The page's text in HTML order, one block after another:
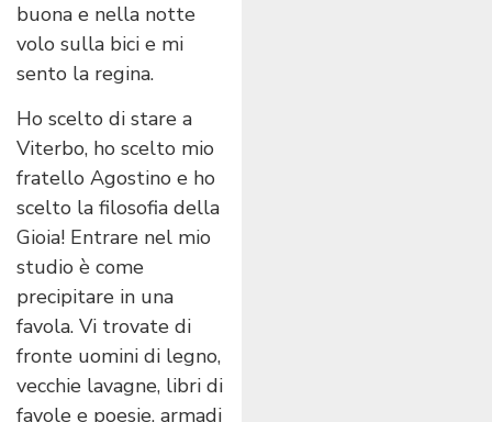
buona e nella notte
volo sulla bici e mi
sento la regina.
Ho scelto di stare a
Viterbo, ho scelto mio
fratello Agostino e ho
scelto la filosofia della
Gioia! Entrare nel mio
studio è come
precipitare in una
favola. Vi trovate di
fronte uomini di legno,
vecchie lavagne, libri di
favole e poesie, armadi